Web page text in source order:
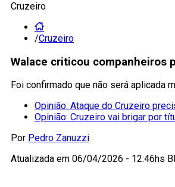
Cruzeiro
/Cruzeiro
Walace criticou companheiros
Foi confirmado que não será aplicada
Opinião: Ataque do Cruzeiro
Opinião: Cruzeiro vai brigar por
Por Pedro Zanuzzi
Atualizada em 06/04/2026 - 12:46hs